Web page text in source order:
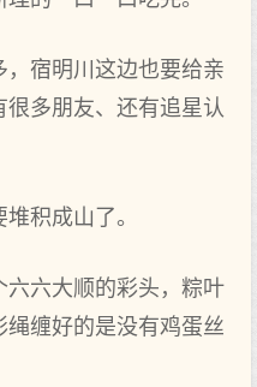
宿明川这边也要给亲
多朋友、还有追星认
积成‌山了。
六大‌顺的彩头‌，粽叶
缠好的是没有鸡蛋丝